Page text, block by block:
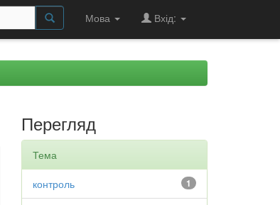
Мова Вхід:
Перегляд
Тема
1
контроль